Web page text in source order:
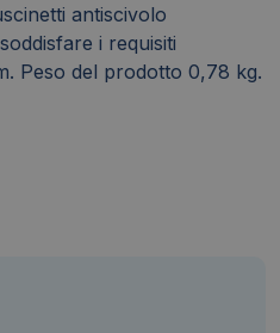
antiscivolo
i requisiti
Peso del prodotto 0,78 kg.